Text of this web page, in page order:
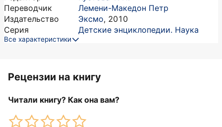
Переводчик
Лемени-Македон Петр
Издательство
Эксмо, 2010
Серия
Детские энциклопедии. Наука
Все характеристики
Рецензии на книгу
Читали книгу? Как она вам?